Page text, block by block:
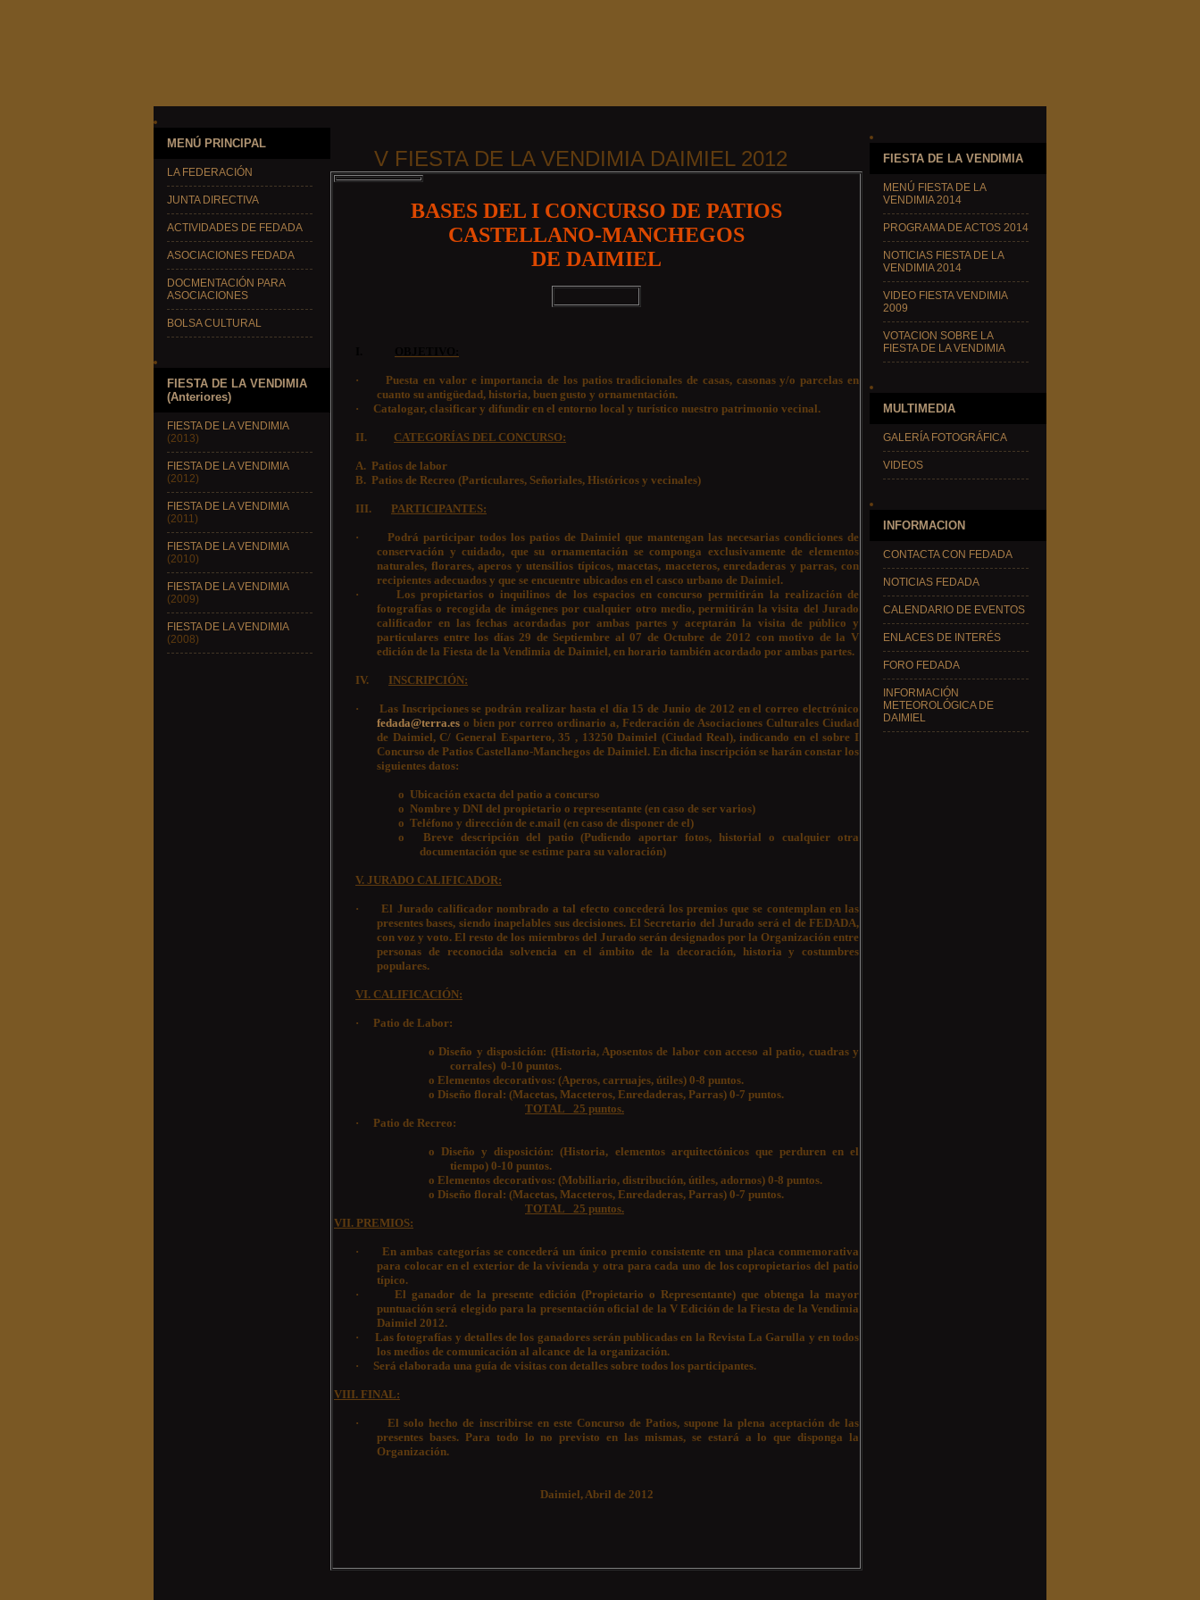
MENÚ PRINCIPAL
LA FEDERACIÓN
JUNTA DIRECTIVA
ACTIVIDADES DE FEDADA
ASOCIACIONES FEDADA
DOCMENTACIÓN PARA
ASOCIACIONES
BOLSA CULTURAL
FIESTA DE LA VENDIMIA
(Anteriores)
FIESTA DE LA VENDIMIA
(2013)
FIESTA DE LA VENDIMIA
(2012)
FIESTA DE LA VENDIMIA
(2011)
FIESTA DE LA VENDIMIA
(2010)
FIESTA DE LA VENDIMIA
(2009)
FIESTA DE LA VENDIMIA
(2008)
V FIESTA DE LA VENDIMIA DAIMIEL 2012
BASES DEL I CONCURSO DE PATIOS
CASTELLANO-MANCHEGOS
DE DAIMIEL
·
Puesta en valor e importancia de los patios tradicionales de casas, casonas y/o parcelas en
cuanto su antigüedad, historia, buen gusto y ornamentación.
·
Catalogar, clasificar y difundir en el entorno local y turístico nuestro patrimonio vecinal.
II. CATEGORÍAS DEL CONCURSO:
A. Patios de labor
B. Patios de Recreo (Particulares, Señoriales, Históricos y vecinales)
III. PARTICIPANTES:
·
Podrá participar todos los patios de Daimiel que mantengan las necesarias condiciones de
conservación y cuidado, que su ornamentación se componga exclusivamente de elementos
naturales, florares, aperos y utensilios típicos, macetas, maceteros, enredaderas y parras, con
recipientes adecuados y que se encuentre ubicados en el casco urbano de Daimiel.
·
Los propietarios o inquilinos de los espacios en concurso permitirán la realización de
fotografías o recogida de imágenes por cualquier otro medio, permitirán la visita del Jurado
calificador en las fechas acordadas por ambas partes y aceptarán la visita de público y
particulares entre los días 29 de Septiembre al 07 de Octubre de 2012 con motivo de la V
edición de la Fiesta de la Vendimia de Daimiel, en horario también acordado por ambas partes.
IV. INSCRIPCIÓN:
·
Las Inscripciones se podrán realizar hasta el día 15 de Junio de 2012 en el correo electrónico
fedada@terra.es o bien por correo ordinario a, Federación de Asociaciones Culturales Ciudad
de Daimiel, C/ General Espartero, 35 , 13250 Daimiel (Ciudad Real), indicando en el sobre I
Concurso de Patios Castellano-Manchegos de Daimiel. En dicha inscripción se harán constar los
siguientes datos:
o Ubicación exacta del patio a concurso
o Nombre y DNI del propietario o representante (en caso de ser varios)
o Teléfono y dirección de e.mail (en caso de disponer de el)
o
Breve descripción del patio (Pudiendo aportar fotos, historial o cualquier otra
documentación que se estime para su valoración)
V. JURADO CALIFICADOR:
·
El Jurado calificador nombrado a tal efecto concederá los premios que se contemplan en las
presentes bases, siendo inapelables sus decisiones. El Secretario del Jurado será el de FEDADA,
con voz y voto. El resto de los miembros del Jurado serán designados por la Organización entre
personas de reconocida solvencia en el ámbito de la decoración, historia y costumbres
populares.
VI. CALIFICACIÓN:
· Patio de Labor:
o Diseño y disposición: (Historia, Aposentos de labor con acceso al patio, cuadras y
corrales) 0-10 puntos.
o Elementos decorativos: (Aperos, carruajes, útiles) 0-8 puntos.
o Diseño floral: (Macetas, Maceteros, Enredaderas, Parras) 0-7 puntos.
TOTAL 25 puntos.
·
Patio de Recreo:
o Diseño y disposición: (Historia, elementos arquitectónicos que perduren en el
tiempo) 0-10 puntos.
o Elementos decorativos: (Mobiliario, distribución, útiles, adornos) 0-8 puntos.
o Diseño floral: (Macetas, Maceteros, Enredaderas, Parras) 0-7 puntos.
TOTAL 25 puntos.
VII. PREMIOS:
·
En ambas categorías se concederá un único premio consistente en una placa conmemorativa
para colocar en el exterior de la vivienda y otra para cada uno de los copropietarios del patio
típico.
·
El ganador de la presente edición (Propietario o Representante) que obtenga la mayor
puntuación será elegido para la presentación oficial de la V Edición de la Fiesta de la Vendimia
Daimiel 2012.
·
Las fotografías y detalles de los ganadores serán publicadas en la Revista La Garulla y en todos
los medios de comunicación al alcance de la organización.
·
Será elaborada una guía de visitas con detalles sobre todos los participantes.
VIII. FINAL:
·
El solo hecho de inscribirse en este Concurso de Patios, supone la plena aceptación de las
presentes bases. Para todo lo no previsto en las mismas, se estará a lo que disponga la
Organización.
Daimiel, Abril de 2012
FIESTA DE LA VENDIMIA
MENÚ FIESTA DE LA
VENDIMIA 2014
PROGRAMA DE ACTOS 2014
NOTICIAS FIESTA DE LA
VENDIMIA 2014
VIDEO FIESTA VENDIMIA
2009
VOTACION SOBRE LA
FIESTA DE LA VENDIMIA
MULTIMEDIA
GALERÍA FOTOGRÁFICA
VIDEOS
INFORMACION
CONTACTA CON FEDADA
NOTICIAS FEDADA
CALENDARIO DE EVENTOS
ENLACES DE INTERÉS
FORO FEDADA
INFORMACIÓN
METEOROLÓGICA DE
DAIMIEL